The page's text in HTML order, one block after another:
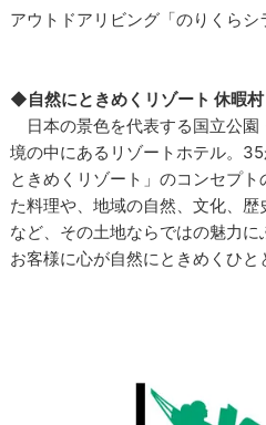
アウトドアリビング「のりくらシ
◆自然にときめくリゾート 休暇村
日本の景色を代表する国立公園
境の中にあるリゾートホテル。
ときめくリゾート」のコンセプ
た料理や、地域の自然、文化、
など、その土地ならではの魅力
お客様に心が自然にときめくひと